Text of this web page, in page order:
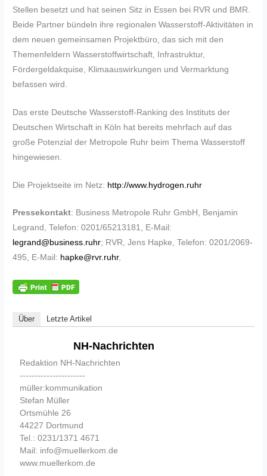
Stellen besetzt und hat seinen Sitz in Essen bei RVR und BMR.
Beide Partner bündeln ihre regionalen Wasserstoff-Aktivitäten in
dem neuen gemeinsamen Projektbüro, das sich mit den
Themenfeldern Wasserstoffwirtschaft, Infrastruktur,
Fördergeldakquise, Klimaauswirkungen und Vermarktung
befassen wird.
Das erste Deutsche Wasserstoff-Ranking des Instituts der
Deutschen Wirtschaft in Köln hat bereits mehrfach auf das
große Potenzial der Metropole Ruhr beim Thema Wasserstoff
hingewiesen.
Die Projektseite im Netz: http://www.hydrogen.ruhr
Pressekontakt: Business Metropole Ruhr GmbH, Benjamin
Legrand, Telefon: 0201/65213181, E-Mail:
legrand@business.ruhr; RVR, Jens Hapke, Telefon: 0201/2069-
495, E-Mail: hapke@rvr.ruhr,
Über Letzte Artikel
NH-Nachrichten
Redaktion NH-Nachrichten
----------------------
müller:kommunikation
Stefan Müller
Ortsmühle 26
44227 Dortmund
Tel.: 0231/1371 4671
Mail: info@muellerkom.de
www.muellerkom.de